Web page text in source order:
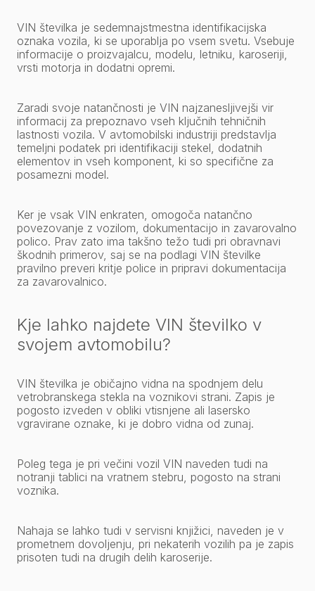
VIN številka je sedemnajstmestna identifikacijska
oznaka vozila, ki se uporablja po vsem svetu. Vsebuje
informacije o proizvajalcu, modelu, letniku, karoseriji,
vrsti motorja in dodatni opremi.
Zaradi svoje natančnosti je VIN najzanesljivejši vir
informacij za prepoznavo vseh ključnih tehničnih
lastnosti vozila. V avtomobilski industriji predstavlja
temeljni podatek pri identifikaciji stekel, dodatnih
elementov in vseh komponent, ki so specifične za
posamezni model.
Ker je vsak VIN enkraten, omogoča natančno
povezovanje z vozilom, dokumentacijo in zavarovalno
polico. Prav zato ima takšno težo tudi pri obravnavi
škodnih primerov, saj se na podlagi VIN številke
pravilno preveri kritje police in pripravi dokumentacija
za zavarovalnico.
Kje lahko najdete VIN številko v
svojem avtomobilu?
VIN številka je običajno vidna na spodnjem delu
vetrobranskega stekla na voznikovi strani. Zapis je
pogosto izveden v obliki vtisnjene ali lasersko
vgravirane oznake, ki je dobro vidna od zunaj.
Poleg tega je pri večini vozil VIN naveden tudi na
notranji tablici na vratnem stebru, pogosto na strani
voznika.
Nahaja se lahko tudi v servisni knjižici, naveden je v
prometnem dovoljenju, pri nekaterih vozilih pa je zapis
prisoten tudi na drugih delih karoserije.